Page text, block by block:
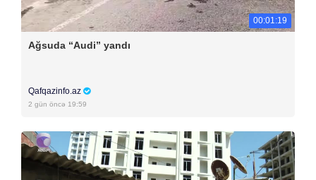
00:01:19
Ağsuda “Audi” yandı
Qafqazinfo.az
2 gün öncə 19:59